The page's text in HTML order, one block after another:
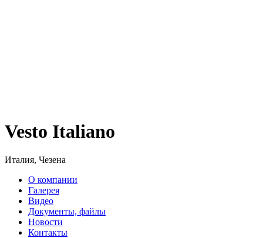
Vesto Italiano
Италия, Чезена
О компании
Галерея
Видео
Документы, файлы
Новости
Контакты